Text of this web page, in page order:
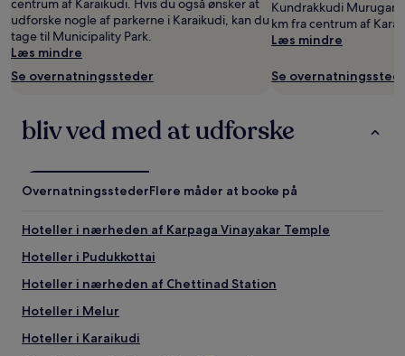
centrum af Karaikudi. Hvis du også ønsker at
udforske nogle af parkerne i Karaikudi, kan du
tage til Municipality Park.
Læs mindre
Se overnatningssteder
Kundrakkudi Murugan
km fra centrum af
Læs mindre
Se
bliv ved med at udforske
OvernatningsstederFlere måder at booke på
Hoteller i nærheden af Karpaga Vinayakar Temple
Hoteller i Pudukkottai
Hoteller i nærheden af Chettinad Station
Hoteller i Melur
Hoteller i Karaikudi